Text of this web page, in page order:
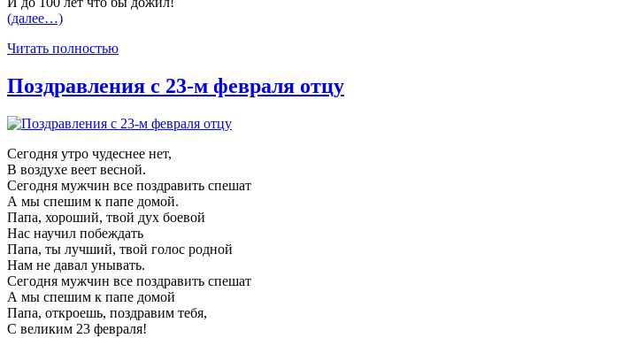
(далее…)
Читать полностью
Поздравления с 23-м февраля отцу
Сегодня утро чудеснее нет,
В воздухе веет весной.
Сегодня мужчин все поздравить спешат
А мы спешим к папе домой.
Папа, хороший, твой дух боевой
Нас научил побеждать
Папа, ты лучший, твой голос родной
Нам не давал унывать.
Сегодня мужчин все поздравить спешат
А мы спешим к папе домой
Папа, откроешь, поздравим тебя,
С великим 23 февраля!